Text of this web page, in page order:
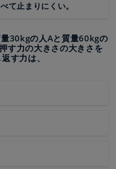
て止まりにくい。
30kgの人Aと質量60kgの
す力の大きさの大きさを
す力は、